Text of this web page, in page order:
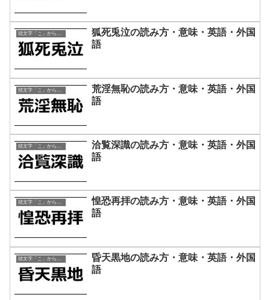
頭文字「こ」から始まる四字熟語
狐死兎泣の読み方・意味・英語・外国
語
荒淫無恥の読み方・意味・英語・外国
語
頭文字「こ」から始まる四字熟語
洽覧深識の読み方・意味・英語・外国
語
頭文字「こ」から始まる四字熟語
惶恐再拝の読み方・意味・英語・外国
語
昏天黒地の読み方・意味・英語・外国
語